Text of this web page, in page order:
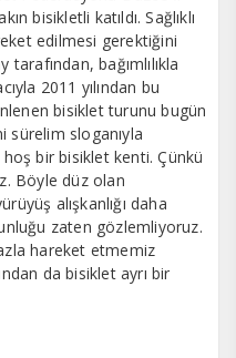
bisikletli katıldı. Sağlıklı
edilmesi gerektiğini
bağımlılıkla
2011 yılından bu
bisiklet turunu bugün
sürelim sloganıyla
bir bisiklet kenti. Çünkü
Böyle düz olan
alışkanlığı daha
zaten gözlemliyoruz.
hareket etmemiz
da bisiklet ayrı bir